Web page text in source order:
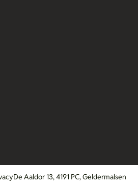
De Aaldor 13, 4191 PC, Geldermalsen